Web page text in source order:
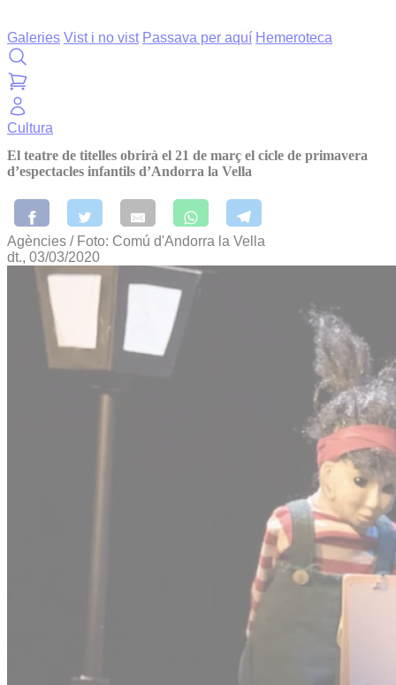
Galeries Vist i no vist Passava per aquí Hemeroteca
Cultura
El teatre de titelles obrirà el 21 de març el cicle de primavera
d’espectacles infantils d’Andorra la Vella
Agències / Foto: Comú d'Andorra la Vella
dt., 03/03/2020